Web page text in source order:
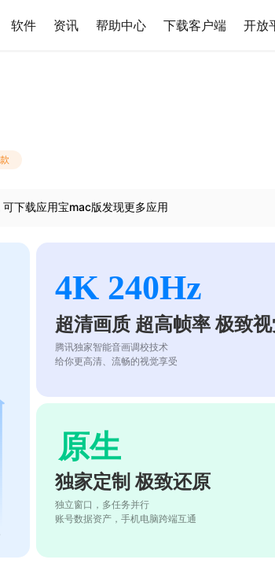
软件 资讯 帮助中心 下载客户端 开放
下载应用宝mac版发现更多应用
4K 240Hz
超清画质 超高帧率 极致
腾讯独家智能音画调校技术
给你更高清、流畅的视觉享受
原生
独家定制 极致还原
独立窗口，多任务并行
账号数据资产，手机电脑跨端互通